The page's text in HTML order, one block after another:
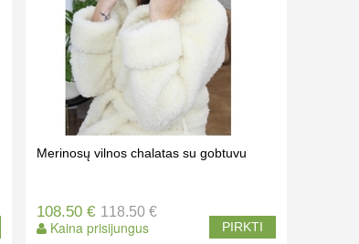
Merinosų vilnos chalatas su gobtuvu
108.50 €
Kaina prisijungus
118.50 €
PIRKTI